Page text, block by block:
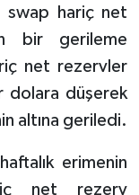
swap hariç net
bir gerileme
net rezervler
dolara düşerek
altına geriledi.
erimenin
net rezerv